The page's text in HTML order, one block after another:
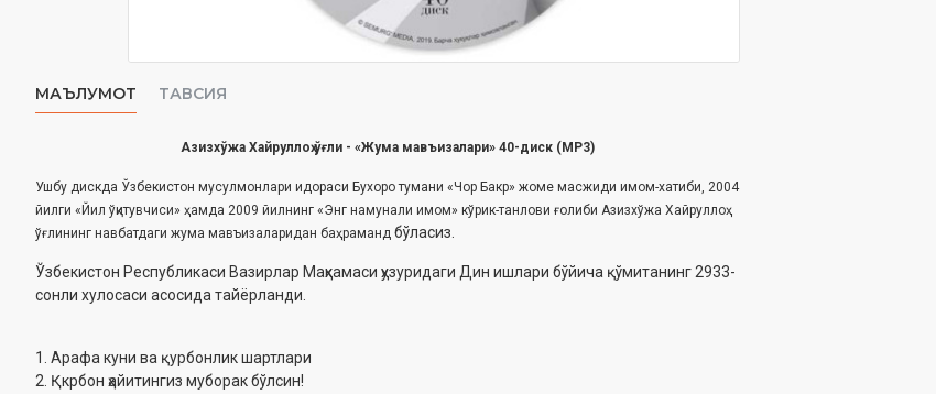
МАЪЛУМОТ ТАВСИЯ
Азизхўжа Хайруллоҳ ўғли - «Жума мавъизалари» 40-диск (МР3)
Ушбу дискда Ўзбекистон мусулмонлари идораси Бухоро тумани «Чор Бакр» жоме масжиди имом-хатиби, 2004
йилги «Йил ўқитувчиси» ҳамда 2009 йилнинг «Энг намунали имом» кўрик-танлови ғолиби Азизхўжа Хайруллоҳ
ўғлининг навбатдаги жума мавъизаларидан баҳраманд бўласиз.
Ўзбекистон Республикаси Вазирлар Маҳкамаси ҳузуридаги Дин ишлари ‎бўйича қўмитанинг 2933-
сонли хулосаси асосида ‎тайёрланди.
1. Арафа куни ва қурбонлик шартлари
2. Қкрбон ҳайитингиз муборак бўлсин!